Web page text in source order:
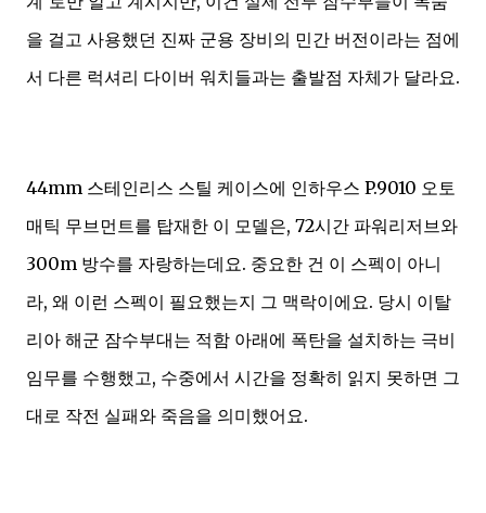
을 걸고 사용했던 진짜 군용 장비의 민간 버전이라는 점에
서 다른 럭셔리 다이버 워치들과는 출발점 자체가 달라요.
44mm 스테인리스 스틸 케이스에 인하우스 P.9010 오토
매틱 무브먼트를 탑재한 이 모델은, 72시간 파워리저브와
300m 방수를 자랑하는데요. 중요한 건 이 스펙이 아니
라, 왜 이런 스펙이 필요했는지 그 맥락이에요. 당시 이탈
리아 해군 잠수부대는 적함 아래에 폭탄을 설치하는 극비
임무를 수행했고, 수중에서 시간을 정확히 읽지 못하면 그
대로 작전 실패와 죽음을 의미했어요.